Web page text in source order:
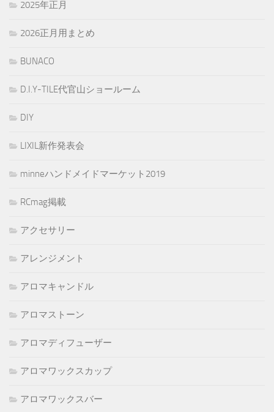
2025年正月
2026正月用まとめ
BUNACO
D.I.Y-TILE代官山ショールーム
DIY
LIXIL新作発表会
minneハンドメイドマーケット2019
RCmag掲載
アクセサリー
アレンジメント
アロマキャンドル
アロマストーン
アロマディフューザー
アロマワックスカップ
アロマワックスバー